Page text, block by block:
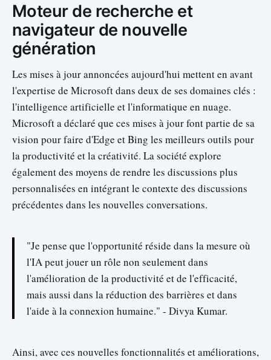
Moteur de recherche et
navigateur de nouvelle
génération
Les mises à jour annoncées aujourd'hui mettent en avant
l'expertise de Microsoft dans deux de ses domaines clés :
l'intelligence artificielle et l'informatique en nuage.
Microsoft a déclaré que ces mises à jour font partie de sa
vision pour faire d'Edge et Bing les meilleurs outils pour
la productivité et la créativité. La société explore
également des moyens de rendre les discussions plus
personnalisées en intégrant le contexte des discussions
précédentes dans les nouvelles conversations.
"Je pense que l'opportunité réside dans la mesure où
l'IA peut jouer un rôle non seulement dans
l'amélioration de la productivité et de l'efficacité,
mais aussi dans la réduction des barrières et dans
l'aide à la connexion humaine." - Divya Kumar.
Ainsi, avec ces nouvelles fonctionnalités et améliorations,